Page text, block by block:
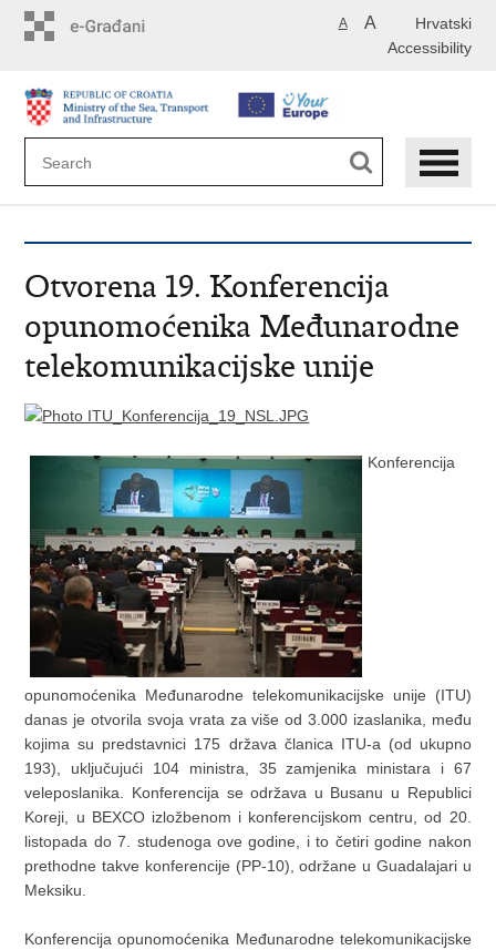
Hrvatski
A A
Accessibility
Otvorena 19. Konferencija
opunomoćenika Međunarodne
telekomunikacijske unije
Konferencija
opunomoćenika Međunarodne telekomunikacijske unije (ITU)
danas je otvorila svoja vrata za više od 3.000 izaslanika, među
kojima su predstavnici 175 država članica ITU-a (od ukupno
193), uključujući 104 ministra, 35 zamjenika ministara i 67
veleposlanika. Konferencija se održava u Busanu u Republici
Koreji, u BEXCO izložbenom i konferencijskom centru, od 20.
listopada do 7. studenoga ove godine, i to četiri godine nakon
prethodne takve konferencije (PP-10), održane u Guadalajari u
Meksiku.
Konferencija opunomoćenika Međunarodne telekomunikacijske